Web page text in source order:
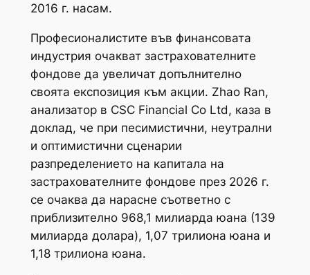
2016 г. насам.
Професионалистите във финансовата
индустрия очакват застрахователните
фондове да увеличат допълнително
своята експозиция към акции. Zhao Ran,
анализатор в CSC Financial Co Ltd, каза в
доклад, че при песимистични, неутрални
и оптимистични сценарии
разпределението на капитала на
застрахователните фондове през 2026 г.
се очаква да нарасне съответно с
приблизително 968,1 милиарда юана (139
милиарда долара), 1,07 трилиона юана и
1,18 трилиона юана.